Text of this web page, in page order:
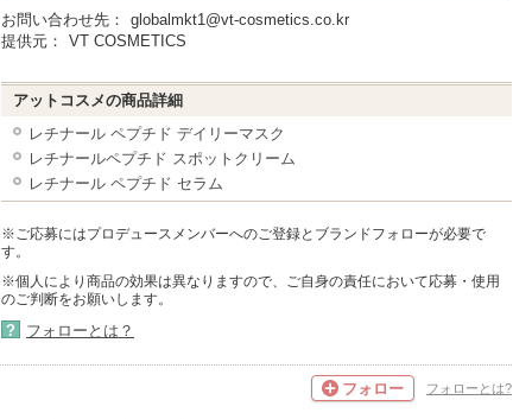
お問い合わせ先：
globalmkt1@vt-cosmetics.co.kr
提供元：
VT COSMETICS
アットコスメの商品詳細
レチナール ペプチド デイリーマスク
レチナールペプチド スポットクリーム
レチナール ペプチド セラム
※ご応募にはプロデュースメンバーへのご登録とブランドフォローが必要で
す。
※個人により商品の効果は異なりますので、ご自身の責任において応募・使用
のご判断をお願いします。
? フォローとは？
フォロー フォローとは?